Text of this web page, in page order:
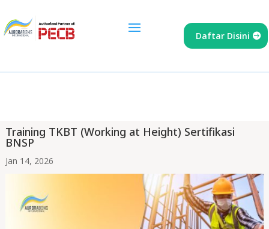
Daftar Disini
Training TKBT (Working at Height) Sertifikasi
BNSP
Jan 14, 2026